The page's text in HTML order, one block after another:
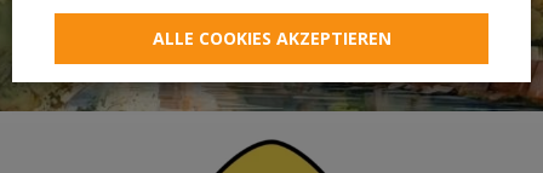
ALLE COOKIES AKZEPTIEREN